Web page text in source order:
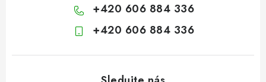
+420 606 884 336
+420 606 884 336